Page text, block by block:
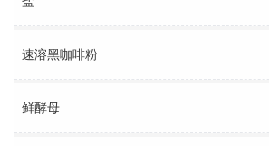
速溶黑咖啡粉
鲜酵母